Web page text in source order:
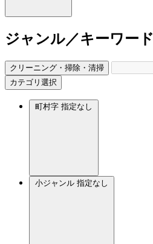
ジャンル／キーワード
クリーニング・掃除・清掃
カテゴリ選択
町村字 指定なし
小ジャンル 指定なし